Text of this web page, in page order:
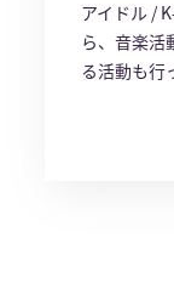
アイドル /
ら、音楽活
る活動も行